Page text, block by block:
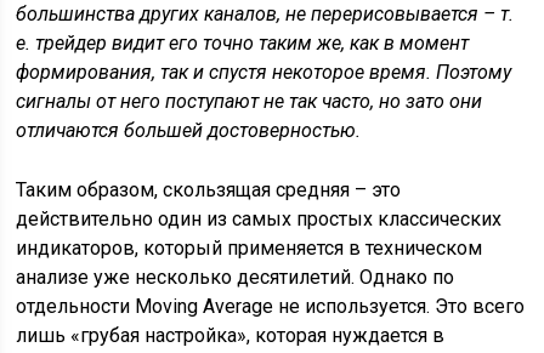
большинства других каналов, не перерисовывается – т.
е. трейдер видит его точно таким же, как в момент
формирования, так и спустя некоторое время. Поэтому
сигналы от него поступают не так часто, но зато они
отличаются большей достоверностью.
Таким образом, скользящая средняя – это
действительно один из самых простых классических
индикаторов, который применяется в техническом
анализе уже несколько десятилетий. Однако по
отдельности Moving Average не используется. Это всего
лишь «грубая настройка», которая нуждается в